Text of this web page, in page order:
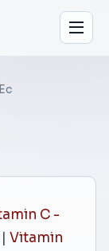
C -
| Vitamin